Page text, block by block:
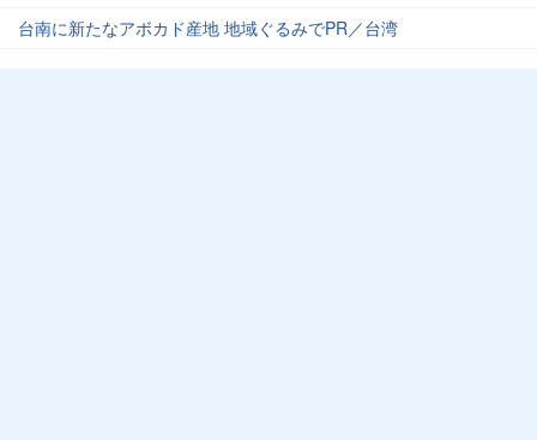
台南に新たなアボカド産地 地域ぐるみでPR／台湾